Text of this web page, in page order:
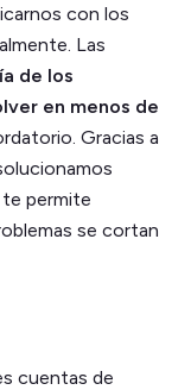
con los
Las
de los
en menos de
Gracias a
permite
se cortan
cuentas de